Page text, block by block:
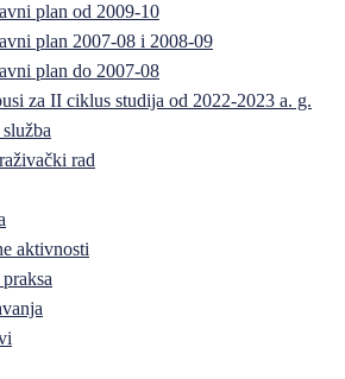
plan od 2009-10
plan 2007-08 i 2008-09
plan do 2007-08
za II ciklus studija od 2022-2023 a. g.
rad
aktivnosti